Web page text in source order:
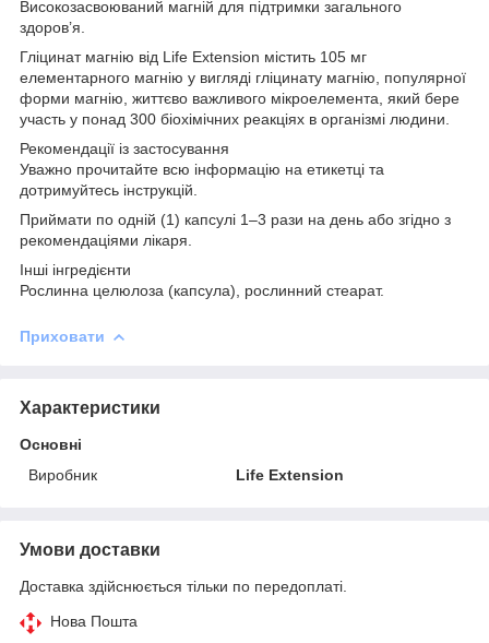
Високозасвоюваний магній для підтримки загального
здоров’я.
Гліцинат магнію від Life Extension містить 105 мг
елементарного магнію у вигляді гліцинату магнію, популярної
форми магнію, життєво важливого мікроелемента, який бере
участь у понад 300 біохімічних реакціях в організмі людини.
Рекомендації із застосування
Уважно прочитайте всю інформацію на етикетці та
дотримуйтесь інструкцій.
Приймати по одній (1) капсулі 1–3 рази на день або згідно з
рекомендаціями лікаря.
Інші інгредієнти
Рослинна целюлоза (капсула), рослинний стеарат.
Приховати
Характеристики
Основні
Виробник
Life Extension
Умови доставки
Доставка здійснюється тільки по передоплаті.
Нова Пошта